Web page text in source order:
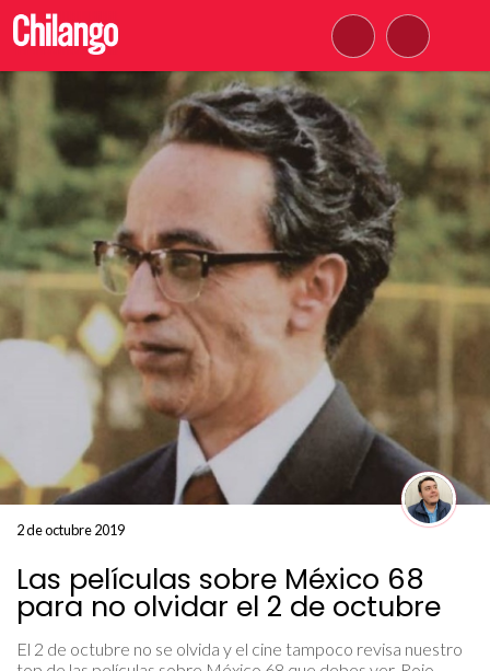
2 de octubre 2019
Las películas sobre México 68
para no olvidar el 2 de octubre
El 2 de octubre no se olvida y el cine tampoco revisa nuestro